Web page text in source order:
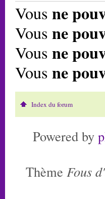
Vous ne
Vous ne
Vous ne
Vous ne
Index du forum
Powered by
Thème Fous